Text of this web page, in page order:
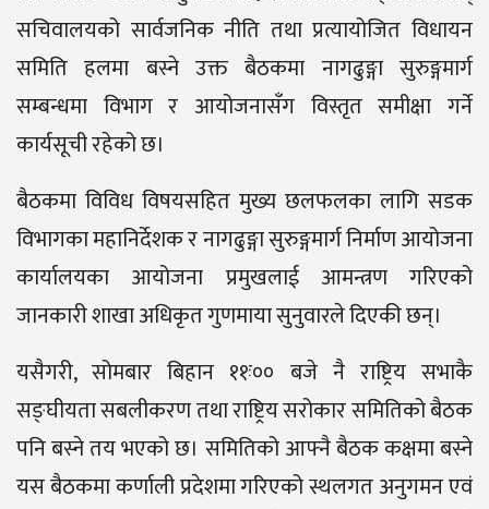
सचिवालयको सार्वजनिक नीति तथा प्रत्यायोजित विधायन
समिति हलमा बस्ने उक्त बैठकमा नागढुङ्गा सुरुङ्गमार्ग
सम्बन्धमा विभाग र आयोजनासँग विस्तृत समीक्षा गर्ने
कार्यसूची रहेको छ।
बैठकमा विविध विषयसहित मुख्य छलफलका लागि सडक
विभागका महानिर्देशक र नागढुङ्गा सुरुङ्गमार्ग निर्माण आयोजना
कार्यालयका आयोजना प्रमुखलाई आमन्त्रण गरिएको
जानकारी शाखा अधिकृत गुणमाया सुनुवारले दिएकी छन्।
यसैगरी, सोमबार बिहान ११ः०० बजे नै राष्ट्रिय सभाकै
सङ्घीयता सबलीकरण तथा राष्ट्रिय सरोकार समितिको बैठक
पनि बस्ने तय भएको छ। समितिको आफ्नै बैठक कक्षमा बस्ने
यस बैठकमा कर्णाली प्रदेशमा गरिएको स्थलगत अनुगमन एवं